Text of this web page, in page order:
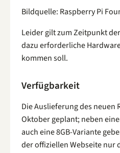
Bildquelle: Raspberry Pi
Leider gilt zum Zeitpunkt
dazu erforderliche
kommen soll.
Verfügbarkeit
Die Auslieferung des neuen
Oktober geplant; neben
auch eine 8GB-Variante
der offiziellen Webseite nur